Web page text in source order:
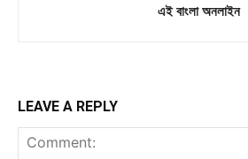
এই বাংলা অনলাইন
LEAVE A REPLY